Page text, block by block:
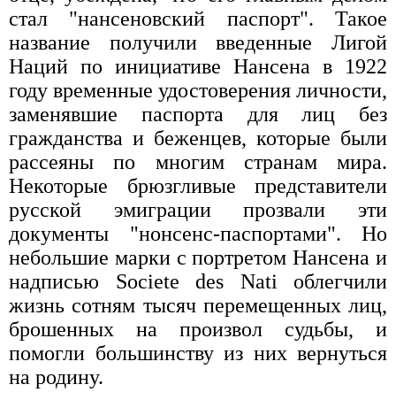
стал "нансеновский паспорт". Такое
название получили введенные Лигой
Наций по инициативе Нансена в 1922
году временные удостоверения личности,
заменявшие паспорта для лиц без
гражданства и беженцев, которые были
рассеяны по многим странам мира.
Некоторые брюзгливые представители
русской эмиграции прозвали эти
документы "нонсенс-паспортами". Но
небольшие марки с портретом Нансена и
надписью Societe des Nati облегчили
жизнь сотням тысяч перемещенных лиц,
брошенных на произвол судьбы, и
помогли большинству из них вернуться
на родину.